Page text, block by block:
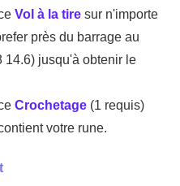
Vol à la tire sur n'importe
près du barrage au
14.6) jusqu'à obtenir le
Crochetage (1 requis)
votre rune.